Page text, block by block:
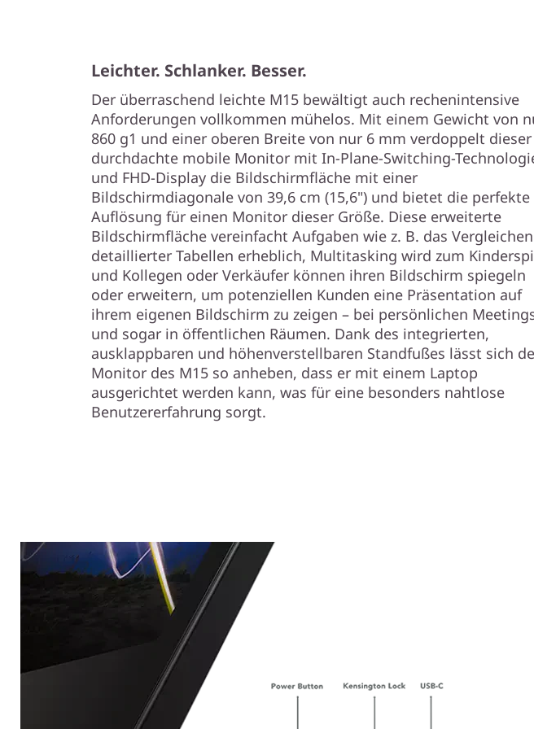
und Kollegen oder Verkäufer können ihren Bildschirm spiegeln
oder erweitern, um potenziellen Kunden eine Präsentation auf
ihrem eigenen Bildschirm zu zeigen – bei persönlichen Meetings
und sogar in öffentlichen Räumen. Dank des integrierten,
ausklappbaren und höhenverstellbaren Standfußes lässt sich der
Monitor des M15 so anheben, dass er mit einem Laptop
ausgerichtet werden kann, was für eine besonders nahtlose
Benutzererfahrung sorgt.